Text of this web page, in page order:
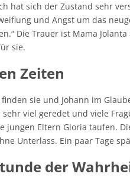
hat sich der Zustand sehr
und Angst um das
Die Trauer ist Mama
sie.
Zeiten
finden sie und Johann im
viel geredet und viele
jungen Eltern Gloria taufen.
Unterlass. Ein paar Tage
der